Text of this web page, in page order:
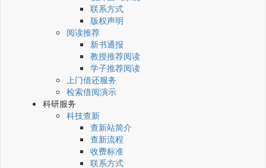
联系方式
版权声明
阅读推荐
新书通报
教授推荐阅读
学子推荐阅读
上门借还服务
检索借阅演示
科研服务
科技查新
查新站简介
查新流程
收费标准
联系方式